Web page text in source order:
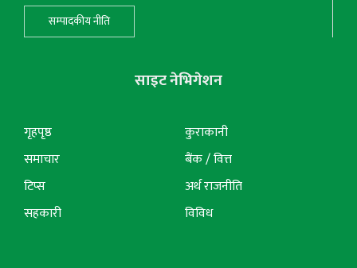
सम्पादकीय नीति
साइट नेभिगेशन
गृहपृष्ठ
समाचार
टिप्स
सहकारी
कुराकानी
बैंक / वित्त
अर्थ राजनीति
विविध